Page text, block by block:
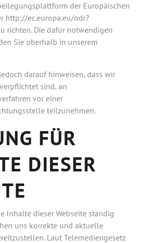
der Europäischen
http://ec.europa.eu/odr?
richten. Die dafür notwendigen
Sie oberhalb in unserem
darauf hinweisen, dass wir
sind, an
vor einer
teilzunehmen.
FÜR
DIESER
Inhalte dieser Webseite ständig
uns korrekte und aktuelle
Laut Telemediengesetz